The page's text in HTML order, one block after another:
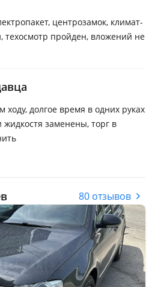
центрозамок, климат-
техосмотр пройден, вложений не
долгое время в одних руках
жидкостя заменены, торг в
80 отзывов